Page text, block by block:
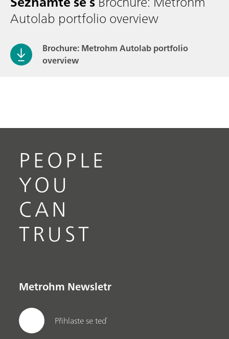
Autolab portfolio overview
Brochure: Metrohm Autolab portfolio
overview
PEOPLE
YOU
CAN
TRUST
Metrohm Newsletr
Přihlaste se teď